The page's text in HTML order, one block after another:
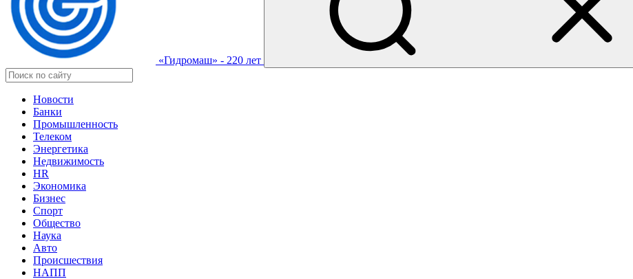
«Гидромаш» - 220 лет
Новости
Банки
Промышленность
Телеком
Энергетика
Недвижимость
HR
Экономика
Бизнес
Спорт
Общество
Наука
Авто
Происшествия
НАПП